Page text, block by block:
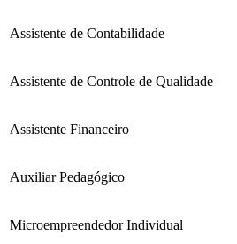
Assistente de Contabilidade
Assistente de Controle de Qualidade
Assistente Financeiro
Auxiliar Pedagógico
Microempreendedor Individual